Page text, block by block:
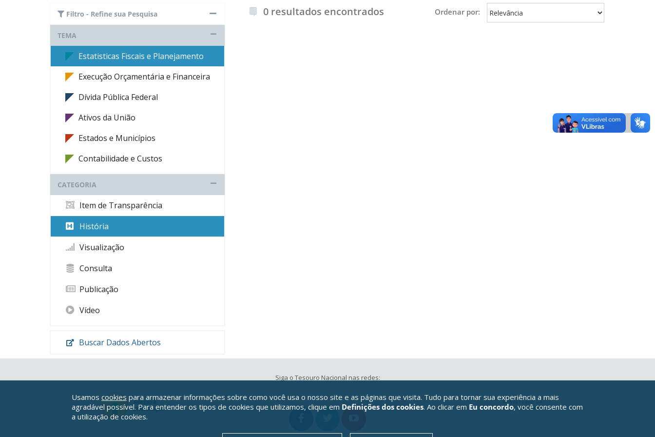
Filtro - Refine sua Pesquisa
TEMA
Estatisticas Fiscais e Planejamento
Execução Orçamentária e Financeira
Dívida Pública Federal
Ativos da União
Estados e Municípios
Contabilidade e Custos
CATEGORIA
Item de Transparência
História
Visualização
Consulta
Publicação
Vídeo
Buscar Dados Abertos
0 resultados encontrados Ordenar por:
Siga o Tesouro Nacional nas redes:
Usamos cookies para armazenar informações sobre como você usa o nosso site e as páginas que visita. Tudo para tornar sua experiência a mais
agradável possível. Para entender os tipos de cookies que utilizamos, clique em Definições dos cookies. Ao clicar em Eu concordo, você consente com
a utilização de cookies.